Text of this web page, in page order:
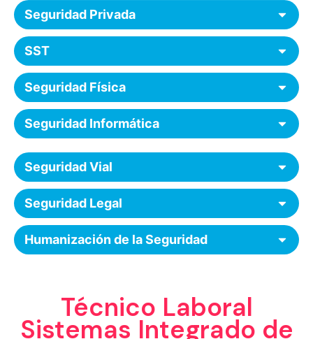
Seguridad Privada
SST
Seguridad Física
Seguridad Informática
Seguridad Vial
Seguridad Legal
Humanización de la Seguridad
Técnico Laboral
Sistemas Integrado de